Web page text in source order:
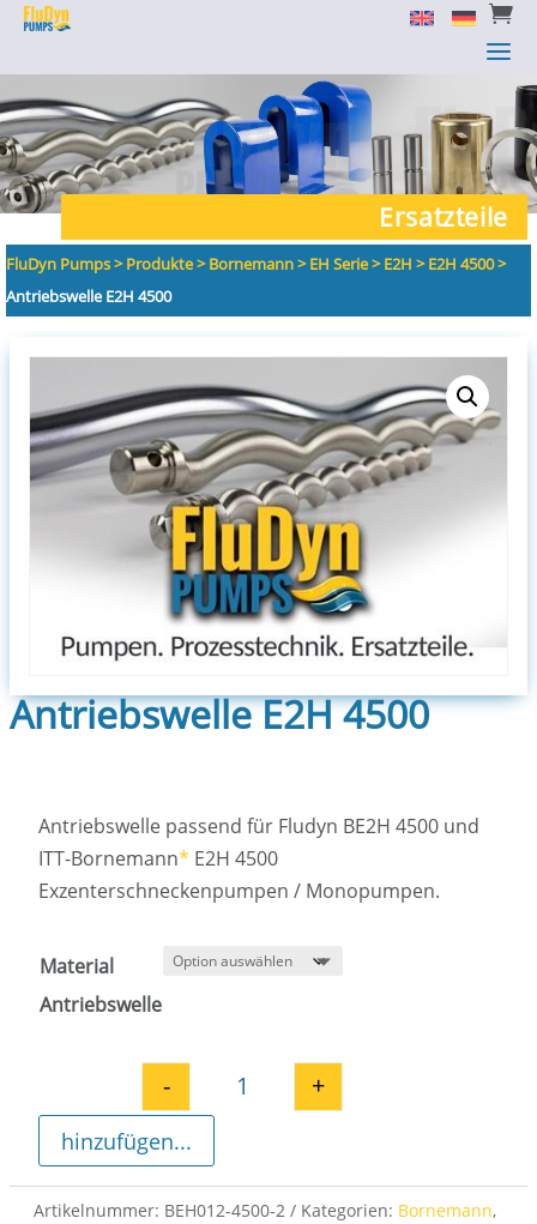

a

a
Ersatzteile
FluDyn Pumps>Produkte>Bornemann>EH Serie>E2H >E2H 4500>
Antriebswelle E2H 4500
Antriebswelle E2H 4500
Antriebswelle passend für Fludyn BE2H 4500 und
ITT-Bornemann* E2H 4500
Exzenterschneckenpumpen / Monopumpen.
Material
Antriebswelle
Antriebswelle E2H 4500 Menge
- +
hinzufügen...
Artikelnummer: BEH012-4500-2 Kategorien: Bornemann,